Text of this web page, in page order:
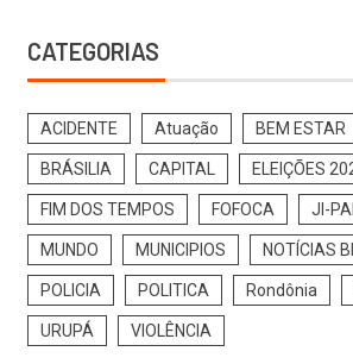
CATEGORIAS
ACIDENTE Atuação BEM ESTAR
BRÁSILIA CAPITAL ELEIÇÕES
FIM DOS TEMPOS FOFOCA JI-
MUNDO MUNICIPIOS NOTÍCIAS
POLICIA POLITICA Rondônia
URUPÁ VIOLÊNCIA